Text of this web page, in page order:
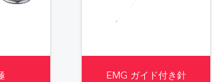
EMG ガイド付き針